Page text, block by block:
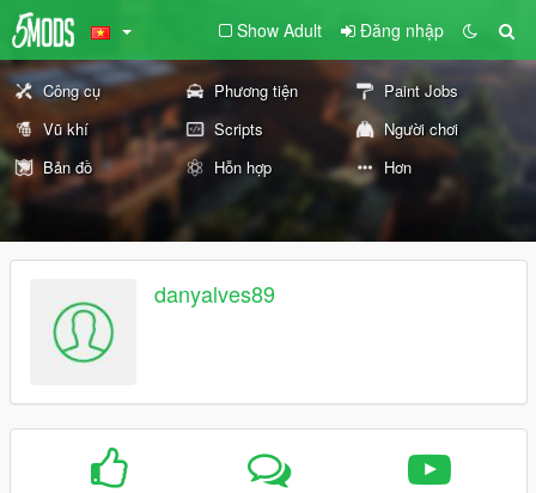
Show Adult Đăng nhập
Công cụ Phương tiện
Paint Jobs
Vũ khí
Scripts
Người chơi
Bản đồ
Hỗn hợp Hơn
danyalves89